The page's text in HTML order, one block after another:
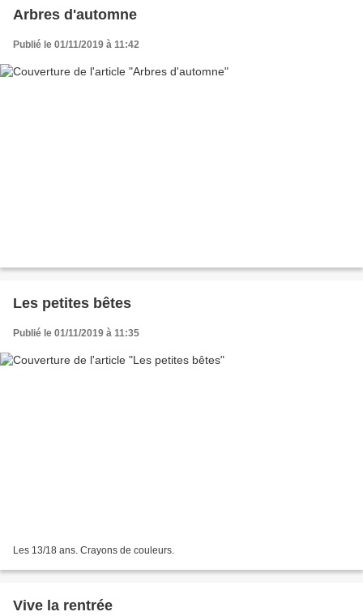
Arbres d'automne
Publié le 01/11/2019 à 11:42
Les petites bêtes
Publié le 01/11/2019 à 11:35
Les 13/18 ans. Crayons de couleurs.
Vive la rentrée